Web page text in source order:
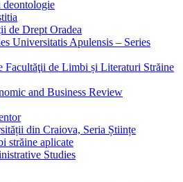
deontologie
de Drept Oradea
Universitatis Apulensis – Series
Facultăţii de Limbi și Literaturi Străine
and Business Review
din Craiova, Seria Științe
străine aplicate
Studies